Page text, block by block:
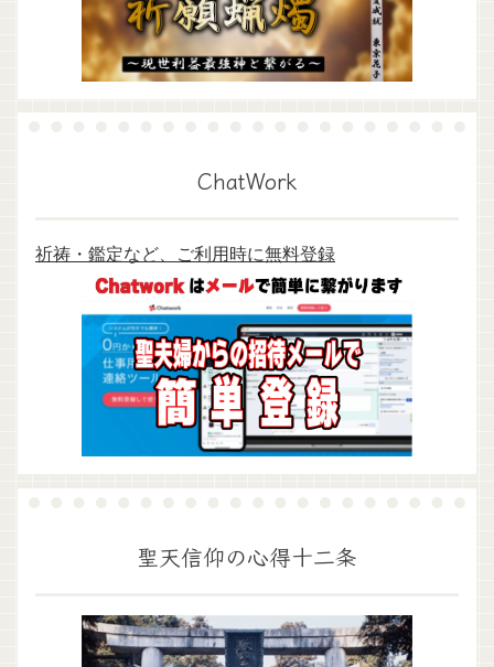
ChatWork
祈祷・鑑定など、ご利用時に無料登録
聖天信仰の心得十二条